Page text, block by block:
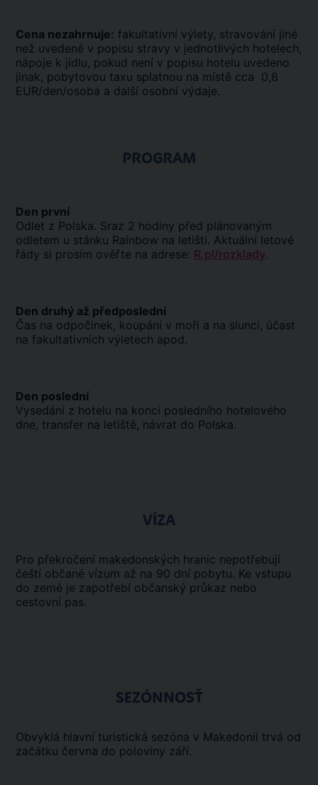
Cena nezahrnuje: fakultativní výlety, stravování jiné
než uvedené v popisu stravy v jednotlivých hotelech,
nápoje k jídlu, pokud není v popisu hotelu uvedeno
jinak, pobytovou taxu splatnou na místě cca 0,8
EUR/den/osoba a další osobní výdaje.
PROGRAM
Den první
Odlet z Polska. Sraz 2 hodiny před plánovaným
odletem u stánku Rainbow na letišti. Aktuální letové
řády si prosím ověřte na adrese: R.pl/rozklady.
Den druhý až předposlední
Čas na odpočinek, koupání v moři a na slunci, účast
na fakultativních výletech apod.
Den poslední
Vysedání z hotelu na konci posledního hotelového
dne, transfer na letiště, návrat do Polska.
VÍZA
Pro překročení makedonských hranic nepotřebují
čeští občané vízum až na 90 dní pobytu. Ke vstupu
do země je zapotřebí občanský průkaz nebo
cestovní pas.
SEZÓNNOSŤ
Obvyklá hlavní turistická sezóna v Makedonii trvá od
začátku června do poloviny září.